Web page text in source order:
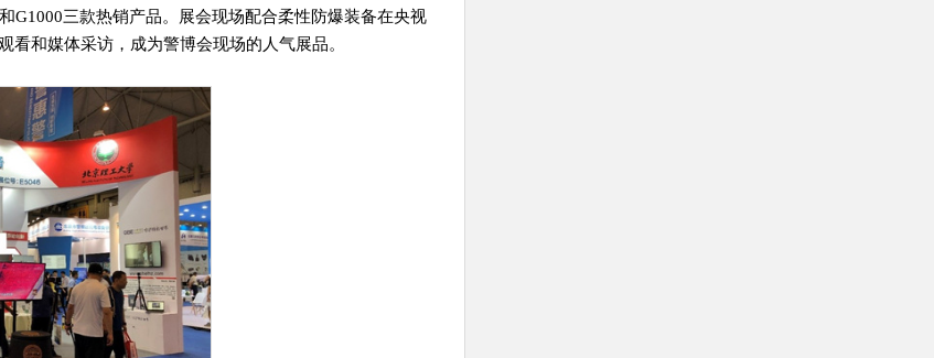
G1000三款热销产品。展会现场配合柔性防爆装备在央视
看和媒体采访，成为警博会现场的人气展品。